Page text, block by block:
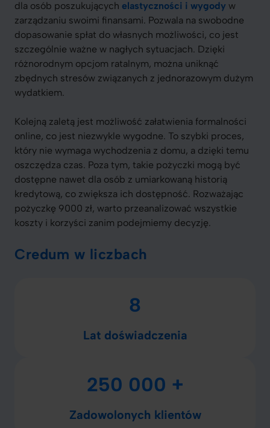
dla osób poszukujących elastyczności i wygody w
zarządzaniu swoimi finansami. Pozwala na swobodne
dopasowanie spłat do własnych możliwości, co jest
szczególnie ważne w nagłych sytuacjach. Dzięki
różnorodnym opcjom ratalnym, można uniknąć
zbędnych stresów związanych z jednorazowym dużym
wydatkiem.
Kolejną zaletą jest możliwość załatwienia formalności
online, co jest niezwykle wygodne. To szybki proces,
który nie wymaga wychodzenia z domu, a dzięki temu
oszczędza czas. Poza tym, takie pożyczki mogą być
dostępne nawet dla osób z umiarkowaną historią
kredytową, co zwiększa ich dostępność. Rozważając
pożyczkę 9000 zł, warto przeanalizować wszystkie
koszty i korzyści zanim podejmiemy decyzję.
Credum w liczbach
8
Lat doświadczenia
250 000 +
Zadowolonych klientów